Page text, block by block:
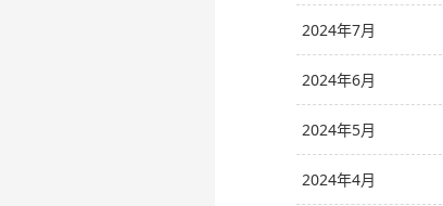
2024年7月
2024年6月
2024年5月
2024年4月